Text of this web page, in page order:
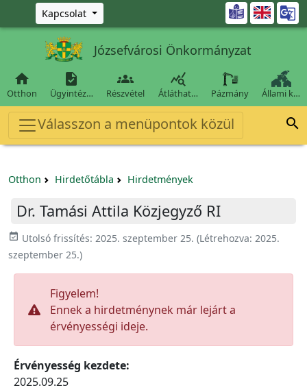
Ugrás a fő tartalomra
Kapcsolat 
Józsefvárosi Önkormányzat

Otthon

Ügyintéz…

Részvétel

Átláthat… Pázmány Állami k…
Válasszon a menüpontok közül 
Otthon Hirdetőtábla Hirdetmények
Dr. Tamási Attila Közjegyző RI
event_available Utolsó frissítés: 2025. szeptember 25. (Létrehozva: 2025.
szeptember 25.)
Figyelem!
Ennek a hirdetménynek már lejárt a
érvényességi ideje.
Érvényesség kezdete:
2025.09.25